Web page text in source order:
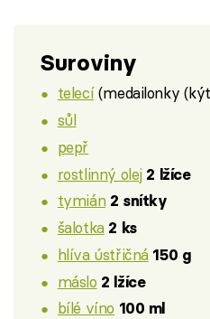
Suroviny
telecí(medailonky
sůl
pepř
rostlinný olej 2 lžíce
tymián 2 snítky
šalotka 2 ks
hlíva ústřičná 150 g
máslo 2 lžíce
bílé víno 100 ml